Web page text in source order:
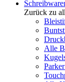
Zurück zu
Alle